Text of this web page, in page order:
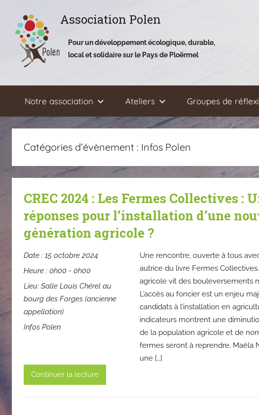
contenu
Association Polen
Pour un développement écologique, durable,
local et solidaire sur le Pays de Ploërmel
Notre association Ateliers Groupes de
Catégories d’évènement : Infos Polen
CREC 2024 : Les Fermes Collectives :
réponses pour l’installation d’une
génération agricole ?
Date : 15 octobre 2024
Heure : 0h00 - 0h00
Lieu: Salle Louis Chérel au
bourg des Forges (ancienne
appellation)
Infos Polen
Une rencontre, ouverte à tous
autrice du livre Fermes
agricole vit des bouleversements
L’accès au foncier est un enjeu
candidats à l’installation en
indicateurs montrent une
de la population agricole et de
fermes seront à reprendre. Maëla
une […]
Continuer la lecture